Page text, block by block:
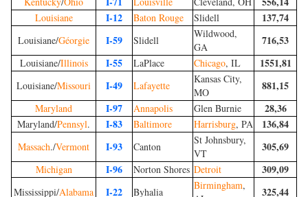
Louisiane I-12 Baton Rouge Slidell 137,74
Louisiane/Géorgie I-59 Slidell
Wildwood,
GA
716,53
Louisiane/Illinois I-55 LaPlace Chicago, IL 1551,81
Louisiane/Missouri I-49 Lafayette
Kansas City,
MO
881,15
Maryland I-97 Annapolis Glen Burnie 28,36
Maryland/Pennsyl. I-83 Baltimore Harrisburg, PA 136,84
Massach./Vermont I-93 Canton
St Johnsbury,
VT
305,69
Michigan I-96 Norton Shores Detroit 309,09
Mississippi/Alabama I-22 Byhalia
Birmingham,
325,44